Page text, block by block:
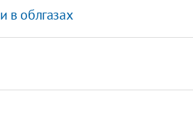
в облгазах